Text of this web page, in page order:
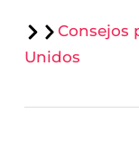
Consejos
Unidos